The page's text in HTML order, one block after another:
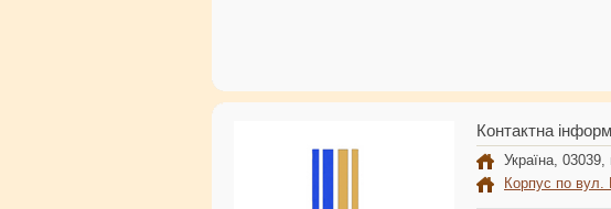
Контактна
Україна, 03039,
Корпус по вул.